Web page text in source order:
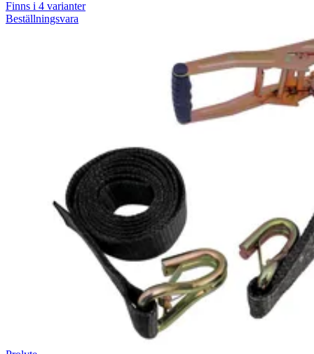
Finns i 4 varianter
Beställningsvara